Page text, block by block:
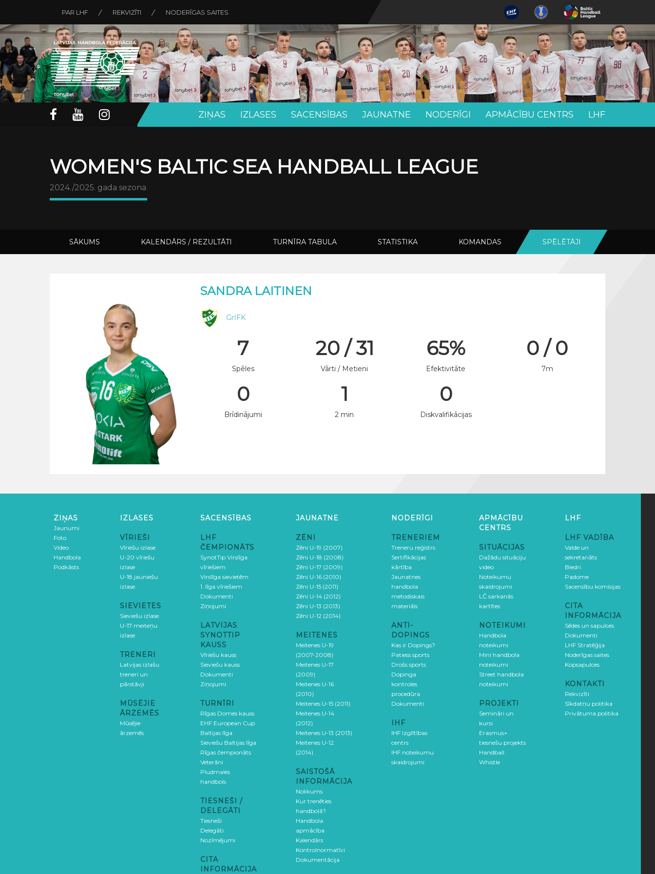
PAR LHF REKVIZĪTI NODERĪGAS SAITES
ZIŅAS IZLASES SACENSĪBAS JAUNATNE NODERĪGI APMĀCĪBU CENTRS LHF
WOMEN'S BALTIC SEA HANDBALL LEAGUE
2024./2025. gada sezona
SĀKUMS KALENDĀRS / REZULTĀTI TURNĪRA TABULA STATISTIKA KOMANDAS SPĒLĒTĀJI
SANDRA LAITINEN
GrIFK
7
Spēles
20 / 31
Vārti / Metieni
65%
Efektivitāte
0 / 0
7m
0
Brīdinājumi
1
2 min
0
Diskvalifikācijas
ZIŅAS
Jaunumi
Foto
Video
Handbola
Podkāsts
IZLASES
VĪRIEŠI
Vīriešu izlase
U-20 vīriešu
izlase
U-18 jauniešu
izlase
SIEVIETES
Sieviešu izlase
U-17 meiteņu
izlase
TRENERI
Latvijas izlašu
treneri un
pārstāvji
MŪSĒJIE
ĀRZEMĒS
Mūsējie
ārzemēs
SACENSĪBAS
LHF
ČEMPIONĀTS
SynotTip Virslīga
vīriešiem
Virslīga sievietēm
1. līga vīriešiem
Dokumenti
Ziņojumi
LATVIJAS
SYNOTTIP
KAUSS
Vīriešu kauss
Sieviešu kauss
Dokumenti
Ziņojumi
TURNĪRI
Rīgas Domes kauss
EHF European Cup
Baltijas līga
Sieviešu Baltijas līga
Rīgas čempionāts
Veterāni
Pludmales
handbols
TIESNEŠI /
DELEGĀTI
Tiesneši
Delegāti
Nozīmējumi
CITA
INFORMĀCIJA
JAUNATNE
ZĒNI
Zēni U-19 (2007)
Zēni U-18 (2008)
Zēni U-17 (2009)
Zēni U-16 (2010)
Zēni U-15 (2011)
Zēni U-14 (2012)
Zēni U-13 (2013)
Zēni U-12 (2014)
MEITENES
Meitenes U-19
(2007-2008)
Meitenes U-17
(2009)
Meitenes U-16
(2010)
Meitenes U-15 (2011)
Meitenes U-14
(2012)
Meitenes U-13 (2013)
Meitenes U-12
(2014)
SAISTOŠĀ
INFORMĀCIJA
Nolikums
Kur trenēties
handbolā?
Handbola
apmācība
Kalendārs
Kontrolnormatīvi
Dokumentācija
NODERĪGI
TRENERIEM
Treneru reģistrs
Sertifikācijas
kārtība
Jaunatnes
handbola
metodiskais
materiāls
ANTI-
DOPINGS
Kas ir Dopings?
Patiess sports
Drošs sports
Dopinga
kontroles
procedūra
Dokumenti
IHF
IHF Izglītības
centrs
IHF noteikumu
skaidrojumi
APMĀCĪBU
CENTRS
SITUĀCIJAS
Dažādu situāciju
video
Noteikumu
skaidrojumi
LČ sarkanās
kartītes
NOTEIKUMI
Handbola
noteikumi
Mini handbola
noteikumi
Street handbola
noteikumi
PROJEKTI
Semināri un
kursi
Erasmus+
tiesnešu projekts
Handball
Whistle
LHF
LHF VADĪBA
Valde un
sekretariāts
Biedri
Padome
Sacensību komisijas
CITA
INFORMĀCIJA
Sēdes un sapulces
Dokumenti
LHF Stratēģija
Noderīgas saites
Kopsapulces
KONTAKTI
Rekvizīti
Sīkdatņu politika
Privātuma politika